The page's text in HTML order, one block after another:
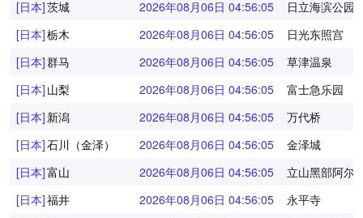
[日本]茨城 2026年08月06日 04:56:05
日立海滨公园
[日本]栃木 2026年08月06日 04:56:05
日光东照宫
[日本]群马 2026年08月06日 04:56:05
草津温泉
[日本] 山梨 2026年08月06日 04:56:05
富士急乐园
[日本] 新潟 2026年08月06日 04:56:05
万代桥
[日本]石川（金泽） 2026年08月06日 04:56:05
金泽城
[日本]富山 2026年08月06日 04:56:05
立山黑部阿尔
[日本]福井 2026年08月06日 04:56:05
永平寺